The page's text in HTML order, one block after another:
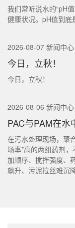
我们常听说水的“pH
健康状况。pH值到底
2026-08-07 新闻中心
今日，立秋！
今日，立秋！
2026-08-06 新闻中心
PAC与PAM在水
在污水处理现场，聚
场率*高的两组药剂
加顺序、搅拌强度、
飙升、污泥拉丝难沉